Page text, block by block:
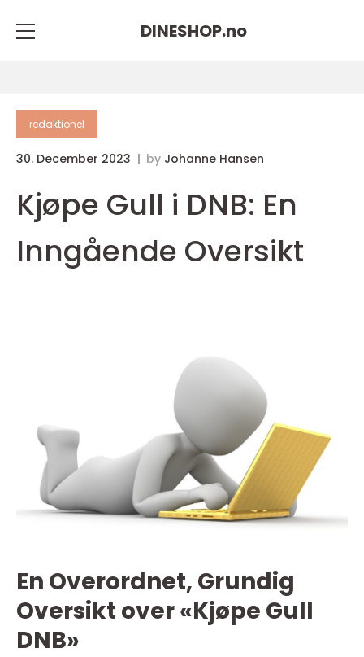
DINESHOP.no
redaktionel
30. December 2023 by Johanne Hansen
Kjøpe Gull i DNB: En
Inngående Oversikt
En Overordnet, Grundig
Oversikt over «Kjøpe Gull
DNB»